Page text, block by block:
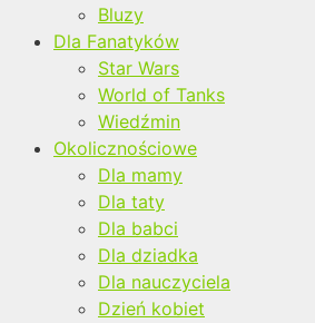
Bluzy
Dla Fanatyków
Star Wars
World of Tanks
Wiedźmin
Okolicznościowe
Dla mamy
Dla taty
Dla babci
Dla dziadka
Dla nauczyciela
Dzień kobiet